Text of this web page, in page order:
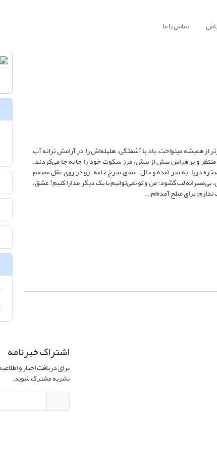
تماس با ما
از همیشه می­نواخت. باد با آشفتگی، هلهله‌اش را در آرامش ترانه آب
و پر هراس بیش از پیش، مرز سکوت خود را جا به جا می‌کردند.
دریا، به سر آمده و حال، عشق سرخ جامه، رو در روی عقل مصمم
لب گشود: من و تو نمی‌توانیم با یک دیگر مدارا کنیم! عشق،
برای صلح آمده‌ام...
اشتراک خبرنامه
برای دریافت اخبار و
نشریه مشترک شوید.